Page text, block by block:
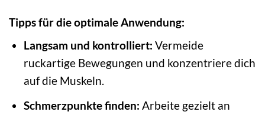
Tipps für die optimale Anwendung:
Langsam und kontrolliert: Vermeide
ruckartige Bewegungen und konzentriere dich
auf die Muskeln.
Schmerzpunkte finden: Arbeite gezielt an